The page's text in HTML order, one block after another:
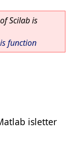
Scilab is
function
isletter